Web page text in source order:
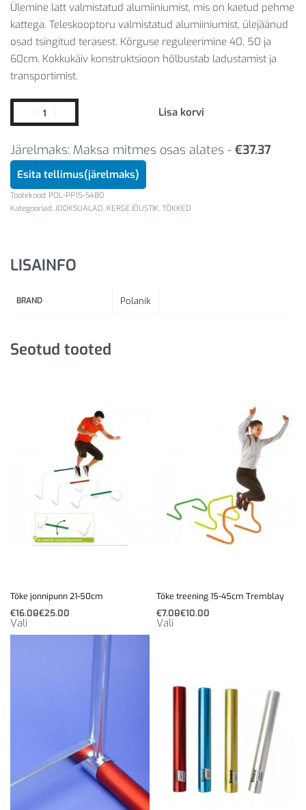
Ülemine latt valmistatud alumiiniumist, mis on kaetud pehme
kattega. Teleskooptoru valmistatud alumiiniumist, ülejäänud
osad tsingitud terasest. Kõrguse reguleerimine 40, 50 ja
60cm. Kokkukäiv konstruktsioon hõlbustab ladustamist ja
transportimist.
Lisa korvi
Järelmaks: Maksa mitmes osas alates - €37.37
Esita tellimus(järelmaks)
POL-PP15-S480
Kategooriad: JOOKSUALAD, KERGEJÕUSTIK, TÕKKED
LISAINFO
BRAND Polanik
Seotud tooted
Tõke jonnipunn 21-50cm
€16.00€25.00
Vali
Tõke treening 15-45cm Tremblay
€7.00€10.00
Vali